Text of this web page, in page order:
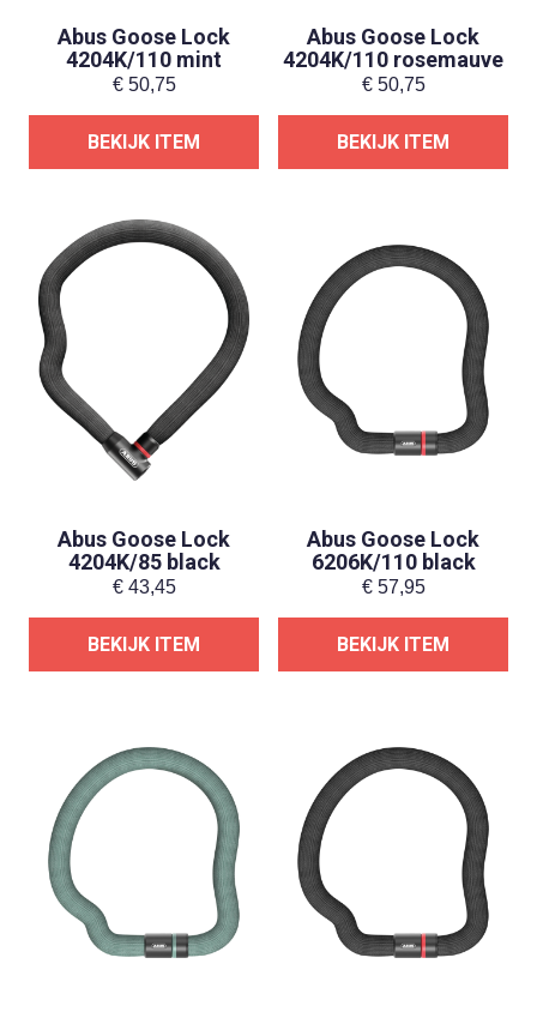
Abus Goose Lock
4204K/110 mint
€50,75
BEKIJK ITEM
Abus Goose Lock
4204K/110 rosemauve
€50,75
BEKIJK ITEM
Abus Goose Lock
4204K/85 black
€43,45
BEKIJK ITEM
Abus Goose Lock
6206K/110 black
€57,95
BEKIJK ITEM